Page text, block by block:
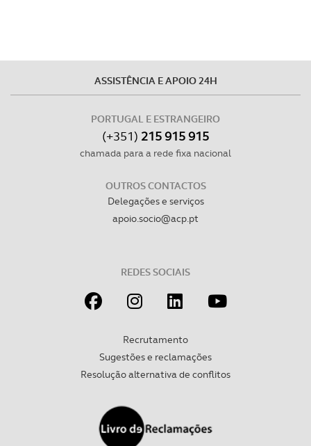
ASSISTÊNCIA E APOIO 24H
PORTUGAL E ESTRANGEIRO
(+351) 215 915 915
chamada para a rede fixa nacional
OUTROS CONTACTOS
Delegações e serviços
apoio.socio@acp.pt
REDES SOCIAIS
Recrutamento
Sugestões e reclamações
Resolução alternativa de conflitos